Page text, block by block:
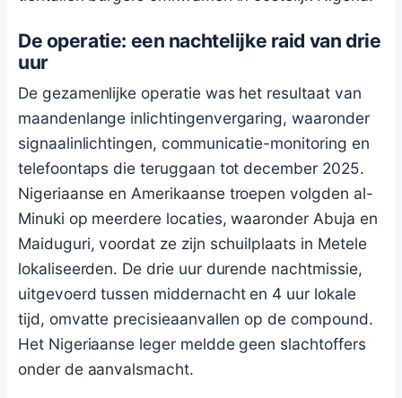
De operatie: een nachtelijke raid van drie
uur
De gezamenlijke operatie was het resultaat van
maandenlange inlichtingenvergaring, waaronder
signaalinlichtingen, communicatie-monitoring en
telefoontaps die teruggaan tot december 2025.
Nigeriaanse en Amerikaanse troepen volgden al-
Minuki op meerdere locaties, waaronder Abuja en
Maiduguri, voordat ze zijn schuilplaats in Metele
lokaliseerden. De drie uur durende nachtmissie,
uitgevoerd tussen middernacht en 4 uur lokale
tijd, omvatte precisieaanvallen op de compound.
Het Nigeriaanse leger meldde geen slachtoffers
onder de aanvalsmacht.